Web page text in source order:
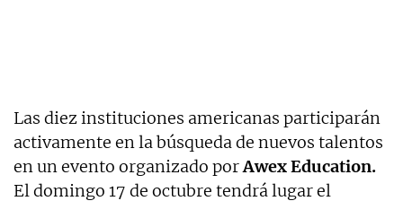
Las diez instituciones americanas participarán
activamente en la búsqueda de nuevos talentos
en un evento organizado porAwex Education.
El domingo 17 de octubre tendrá lugar el